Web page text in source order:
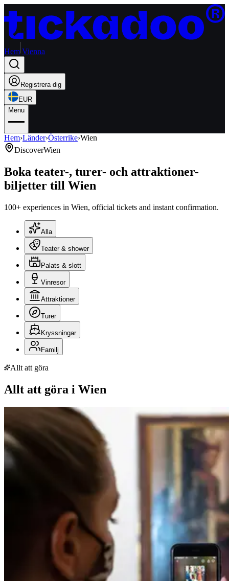
Hem Vienna
Registrera dig
EUR
Menu
Hem›Länder›Österrike›Wien
DiscoverWien
Boka teater-, turer- och attraktioner-
biljetter till Wien
100+ experiences in Wien, official tickets and instant confirmation.
Alla
Teater & shower
Palats & slott
Vinresor
Attraktioner
Turer
Kryssningar
Familj
Allt att göra
Allt att göra i Wien